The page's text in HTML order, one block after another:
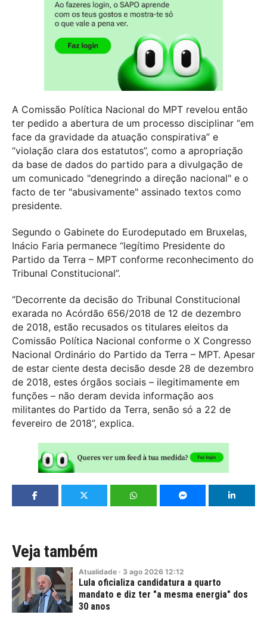
A Comissão Política Nacional do MPT revelou então
ter pedido a abertura de um processo disciplinar “em
face da gravidade da atuação conspirativa” e
“violação clara dos estatutos”, como a apropriação
da base de dados do partido para a divulgação de
um comunicado "denegrindo a direção nacional" e o
facto de ter "abusivamente" assinado textos como
presidente.
Segundo o Gabinete do Eurodeputado em Bruxelas,
Inácio Faria permanece “legítimo Presidente do
Partido da Terra – MPT conforme reconhecimento do
Tribunal Constitucional”.
“Decorrente da decisão do Tribunal Constitucional
exarada no Acórdão 656/2018 de 12 de dezembro
de 2018, estão recusados os titulares eleitos da
Comissão Política Nacional conforme o X Congresso
Nacional Ordinário do Partido da Terra – MPT. Apesar
de estar ciente desta decisão desde 28 de dezembro
de 2018, estes órgãos sociais – ilegitimamente em
funções – não deram devida informação aos
militantes do Partido da Terra, senão só a 22 de
fevereiro de 2018”, explica.
Veja também
Atualidade · 3 ago 2026 12:12
Lula oficializa candidatura a quarto
mandato e diz ter "a mesma energia" dos
30 anos